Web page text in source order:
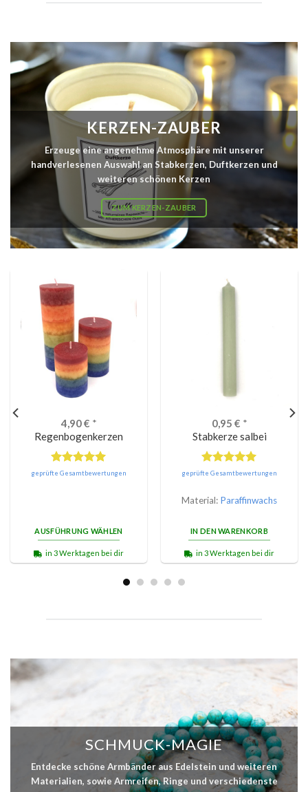
4,90€ *
Regenbogenkerzen
Bewertet
geprüfte Gesamtbewertungen
AUSFÜHRUNG WÄHLEN
in 3 Werktagen bei dir
0,95 € *
Stabkerze salbei
Bewertet
von 5
geprüfte Gesamtbewertungen
Material: Paraffinwachs
IN DEN WARENKORB
in 3 Werktagen bei dir
KERZEN-ZAUBER
Erzeuge eine angenehme Atmosphäre mit unserer
handverlesenen Auswahl an Stabkerzen, Duftkerzen und
weiteren schönen Kerzen
ZUM KERZEN-ZAUBER
SCHMUCK-MAGIE
Entdecke schöne Armbänder aus Edelstein und weiteren
Materialien, sowie Armreifen, Ringe und verschiedenste